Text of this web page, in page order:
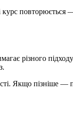
курс
різного
Якщо пізніше —